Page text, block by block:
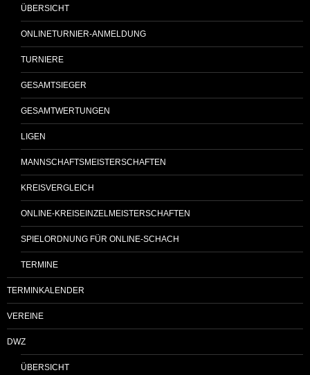
ÜBERSICHT
ONLINETURNIER-ANMELDUNG
TURNIERE
GESAMTSIEGER
GESAMTWERTUNGEN
LIGEN
MANNSCHAFTSMEISTERSCHAFTEN
KREISVERGLEICH
ONLINE-KREISEINZELMEISTERSCHAFTEN
SPIELORDNUNG FÜR ONLINE-SCHACH
TERMINE
TERMINKALENDER
VEREINE
DWZ
ÜBERSICHT